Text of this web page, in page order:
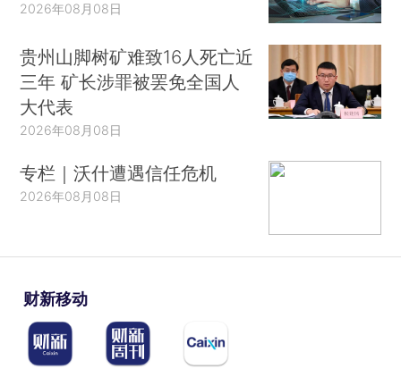
2026年08月08日
贵州山脚树矿难致16人死亡近
三年 矿长涉罪被罢免全国人
大代表
2026年08月08日
专栏｜沃什遭遇信任危机
2026年08月08日
财新移动